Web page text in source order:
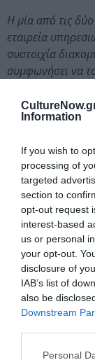
Information
If you wish to
processing of
targeted
section to
opt-out request
interest-based
us or personal
your opt-out.
disclosure of
IAB’s list of
also be
Downstream
Personal
Η μία από τις
εταιρεία
συστοιχία
συμφωνήσει να
αποχωρήσουν
όμως», είπε η
αυτό το σχέδιο
οικονομικά
Λίγα
Walter
καθηγητής
διατελέσει
Άσπεν,
περιοδικού
Vinci: Η
βιογραφία